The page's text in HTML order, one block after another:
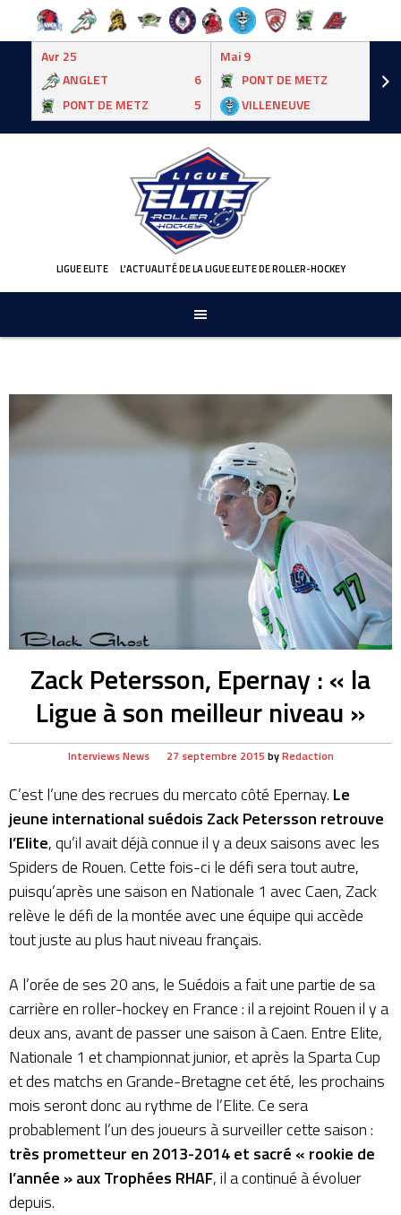
Avr 25
ANGLET
6
PONT DE METZ
5
Mai 9
PONT DE METZ
VILLENEUVE
LIGUE ELITE L'ACTUALITÉ DE LA LIGUE ELITE DE ROLLER-HOCKEY
Zack Petersson, Epernay : « la
Ligue à son meilleur niveau »
InterviewsNews 27 septembre 2015 byRedaction
C’est l’une des recrues du mercato côté Epernay. Le
jeune international suédois Zack Petersson retrouve
l’Elite, qu’il avait déjà connue il y a deux saisons avec les
Spiders de Rouen. Cette fois-ci le défi sera tout autre,
puisqu’après une saison en Nationale 1 avec Caen, Zack
relève le défi de la montée avec une équipe qui accède
tout juste au plus haut niveau français.
A l’orée de ses 20 ans, le Suédois a fait une partie de sa
carrière en roller-hockey en France : il a rejoint Rouen il y a
deux ans, avant de passer une saison à Caen. Entre Elite,
Nationale 1 et championnat junior, et après la Sparta Cup
et des matchs en Grande-Bretagne cet été, les prochains
mois seront donc au rythme de l’Elite. Ce sera
probablement l’un des joueurs à surveiller cette saison :
très prometteur en 2013-2014 et sacré « rookie de
l’année » aux Trophées RHAF, il a continué à évoluer
depuis.